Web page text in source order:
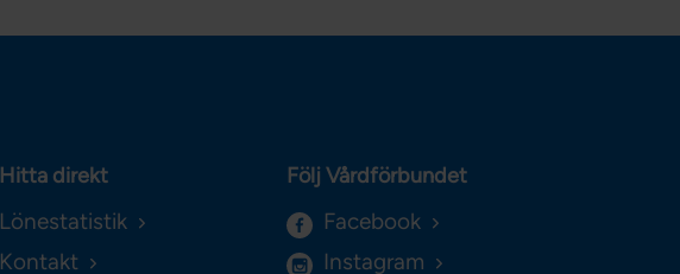
Hitta direkt
Lönestatistik
Kontakt
Följ Vårdförbundet
Facebook
Instagram